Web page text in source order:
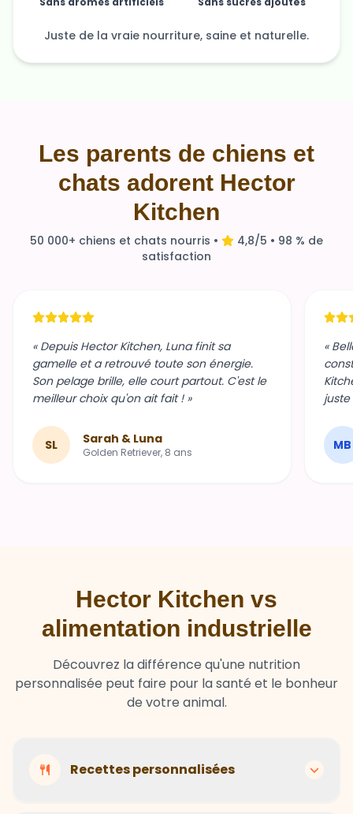
Juste de la vraie nourriture, saine et naturelle.
Les parents de chiens et
chats adorent Hector
Kitchen
50 000+ chiens et chats nourris •
4,8/5 • 98 % de
satisfaction
« Depuis Hector Kitchen, Luna finit sa
gamelle et a retrouvé toute son énergie.
Son pelage brille, elle court partout. C'est le
meilleur choix qu'on ait fait ! »
SL Sarah & Luna
Golden Retriever, 8 ans
«
MB
Hector Kitchen vs
alimentation industrielle
Découvrez la différence qu'une nutrition
personnalisée peut faire pour la santé et le bonheur
de votre animal.
Recettes personnalisées